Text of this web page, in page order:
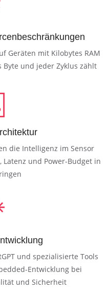
Geräten mit Kilobytes RAM
und jeder Zyklus zählt
die Intelligenz im Sensor
und Power-Budget in
und spezialisierte Tools
Entwicklung bei
und Sicherheit